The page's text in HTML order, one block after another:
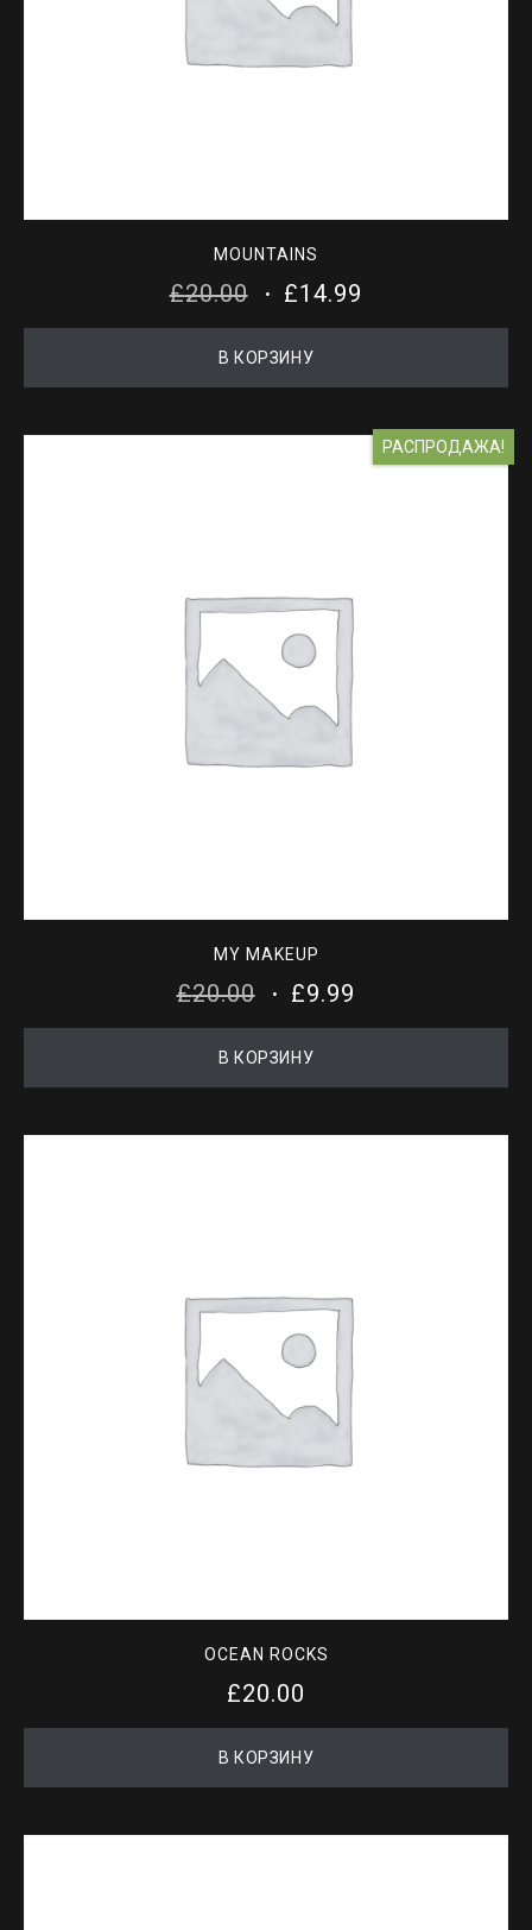
MOUNTAINS
£20.00
ПЕРВОНАЧАЛЬНАЯ
ЦЕНА
СОСТАВЛЯЛА
£14.99
ЦЕНА:
В КОРЗИНУ
РАСПРОДАЖА!
MY MAKEUP
£20.00
ПЕРВОНАЧАЛЬНАЯ
ЦЕНА
СОСТАВЛЯЛА
£9.99
ЦЕНА:
В КОРЗИНУ
OCEAN ROCKS
£20.00
В КОРЗИНУ